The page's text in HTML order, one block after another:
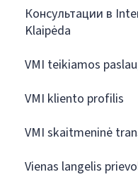
Консультации в
Klaipėda
VMI teikiamos
VMI kliento profilis
VMI skaitmeninė
Vienas langelis